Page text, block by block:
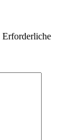
Erforderliche